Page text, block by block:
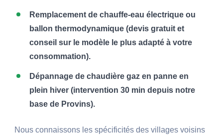
Remplacement de chauffe-eau électrique ou
ballon thermodynamique (devis gratuit et
conseil sur le modèle le plus adapté à votre
consommation).
Dépannage de chaudière gaz en panne en
plein hiver (intervention 30 min depuis notre
base de Provins).
Nous connaissons les spécificités des villages voisins